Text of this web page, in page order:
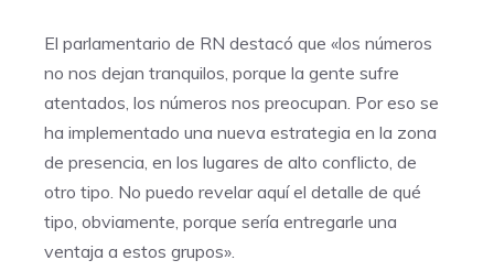
El parlamentario de RN destacó que «los números
no nos dejan tranquilos, porque la gente sufre
atentados, los números nos preocupan. Por eso se
ha implementado una nueva estrategia en la zona
de presencia, en los lugares de alto conflicto, de
otro tipo. No puedo revelar aquí el detalle de qué
tipo, obviamente, porque sería entregarle una
ventaja a estos grupos».